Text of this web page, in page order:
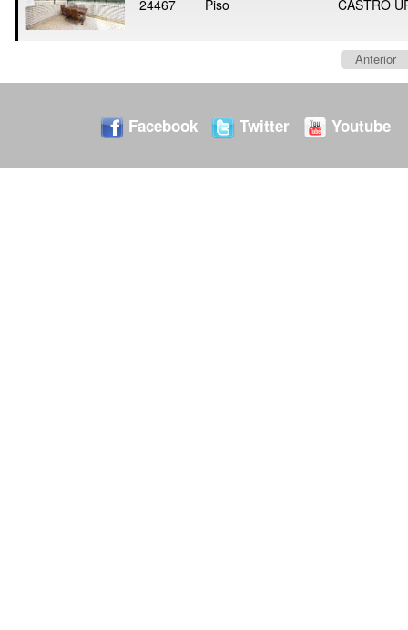
24467 Piso CASTRO
Anterior
Facebook Twitter Youtube